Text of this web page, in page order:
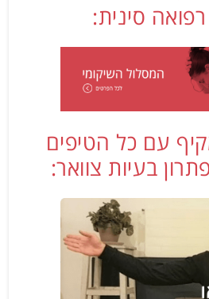
סינית:
עם כל הטיפים
בעיות צוואר: